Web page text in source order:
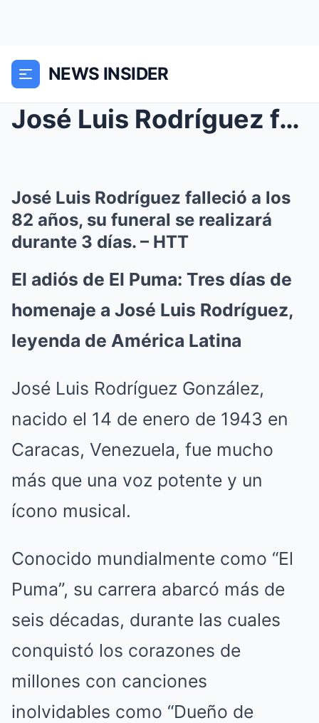
NEWS INSIDER
José Luis Rodríguez falleció a los 82 años, su fun...
José Luis Rodríguez falleció a los
82 años, su funeral se realizará
durante 3 días. – HTT
El adiós de El Puma: Tres días de
homenaje a José Luis Rodríguez,
leyenda de América Latina
José Luis Rodríguez González,
nacido el 14 de enero de 1943 en
Caracas, Venezuela, fue mucho
más que una voz potente y un
ícono musical.
Conocido mundialmente como “El
Puma”, su carrera abarcó más de
seis décadas, durante las cuales
conquistó los corazones de
millones con canciones
inolvidables como “Dueño de